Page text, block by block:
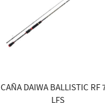
CAÑA DAIWA BALLISTIC RF
LFS